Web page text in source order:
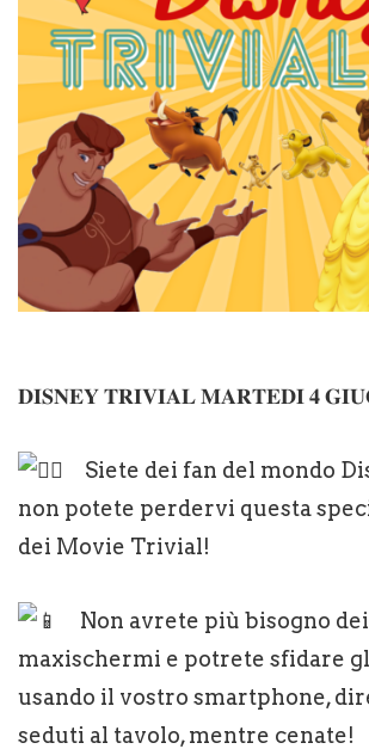
𝐃𝐈𝐒𝐍𝐄𝐘 𝐓𝐑𝐈𝐕𝐈𝐀𝐋 𝐌𝐀𝐑𝐓𝐄𝐃𝐈 𝟒
Siete dei fan del mondo
non potete perdervi questa
dei Movie Trivial!
Non avrete più bisogno
maxischermi e potrete sfidare
usando il vostro smartphone,
seduti al tavolo, mentre cenate!